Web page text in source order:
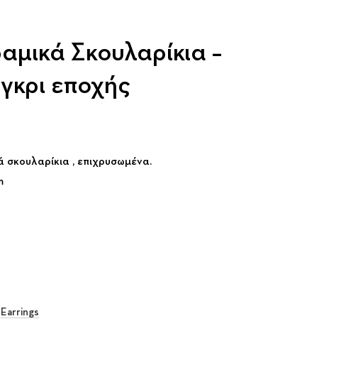
Σκουλαρίκια –
εποχής
σκουλαρίκια , επιχρυσωμένα.
Earrings